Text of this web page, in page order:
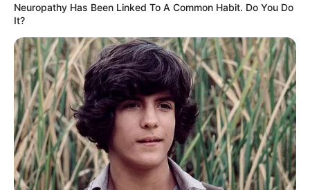
Neuropathy Has Been Linked To A Common Habit. Do You Do
It?